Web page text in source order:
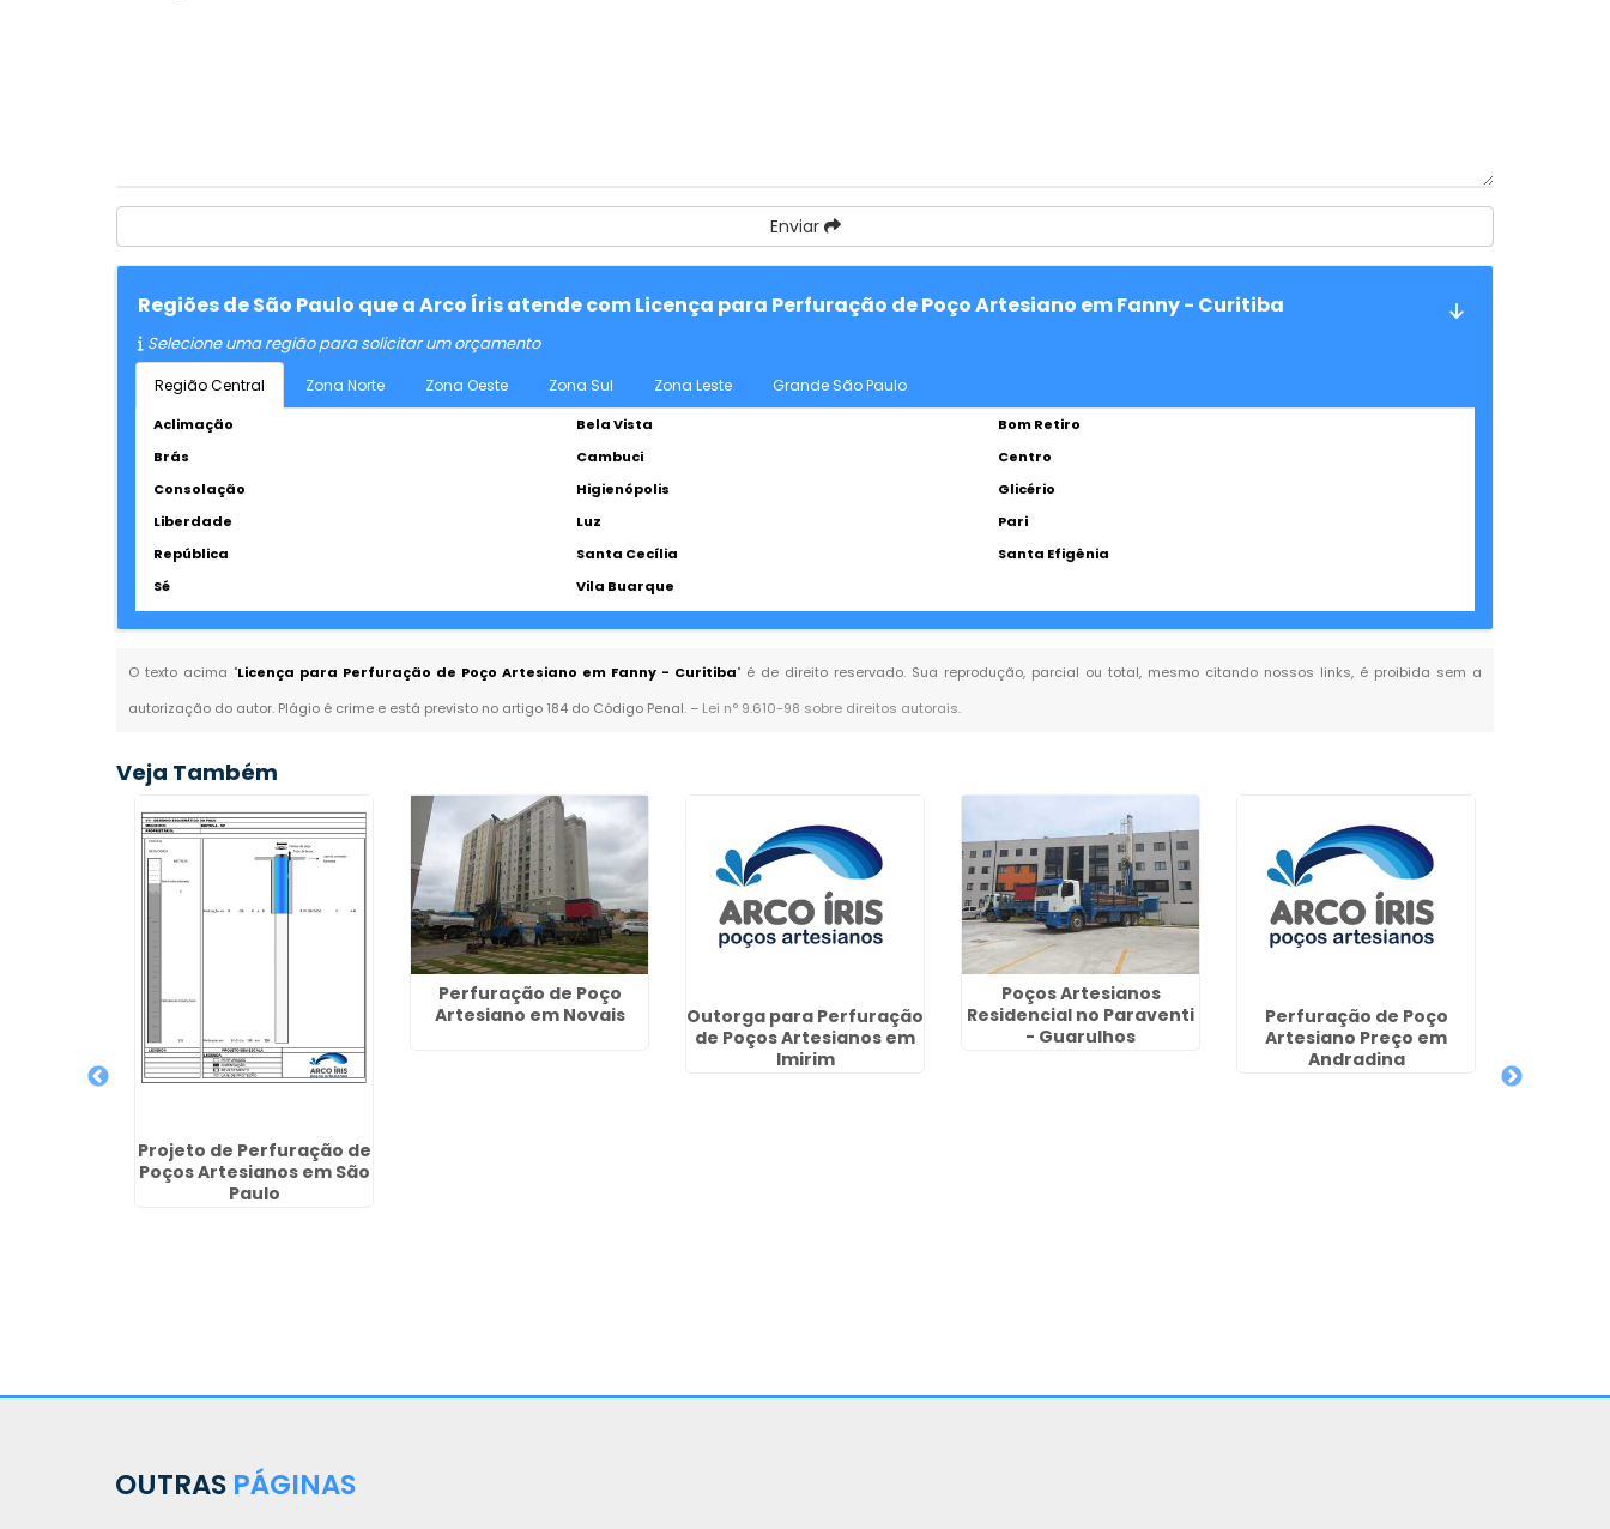
Enviar
Regiões de São Paulo que a Arco Íris atende com Licença para Perfuração de Poço Artesiano em Fanny - Curitiba
Selecione uma região para solicitar um orçamento
Região Central Zona Norte Zona Oeste Zona Sul Zona Leste Grande São Paulo
Aclimação Bela Vista
Bom Retiro
Brás
Cambuci
Centro
Consolação
Higienópolis
Glicério
Liberdade
Luz
Pari
República
Santa Cecília
Santa Efigênia
Sé
Vila Buarque
O texto acima "Licença para Perfuração de Poço Artesiano em Fanny - Curitiba" é de direito reservado. Sua reprodução, parcial ou total, mesmo citando nossos links, é proibida sem a
autorização do autor. Plágio é crime e está previsto no artigo 184 do Código Penal. – Lei n° 9.610-98 sobre direitos autorais.
Veja Também
Projeto de Perfuração de
Poços Artesianos em São
Paulo
Perfuração de Poço
Artesiano em Novais
Outorga para Perfuração
de Poços Artesianos em
Imirim
Poços Artesianos
Residencial no Paraventi
- Guarulhos
Perfuração de Poço
Artesiano Preço em
Andradina
OUTRAS PÁGINAS